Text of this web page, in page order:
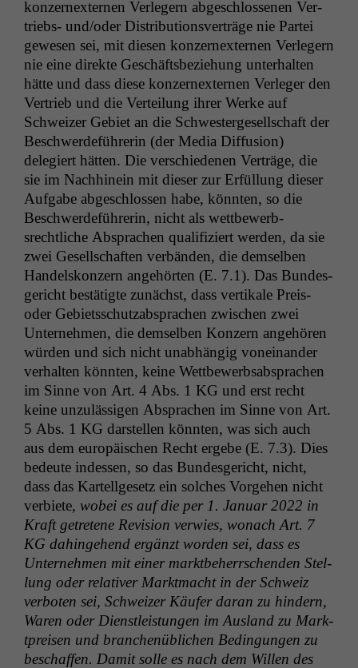
konz­ernex­ter­nen Ver­legern abgeschlosse­nen Ver­
triebs- und/oder Dis­tri­b­u­tionsverträge nie Partei
gewe­sen sei, mit diesen konz­ernex­ter­nen Ver­legern
nie eine direk­te Geschäfts­beziehung unter­hal­ten
hätte und dass diese konz­ernex­ter­nen Ver­leger den
Ver­trieb und die Verteilung ihrer Werke auf
Schweiz­er Gebi­et an die Schwest­erge­sellschaft der
Beschw­erde­führerin (der Media Dif­fu­sion)
delegiert hät­ten. Die ver­schiede­nen Verträge, die
sie im Nach­hinein mit dieser zur Erfül­lung dieser
Auf­gabe abgeschlossen habe, kön­nten, so die
Beschw­erde­führerin, nicht als wet­tbe­werb­
srechtliche Absprachen qual­i­fiziert wer­den, da sie
zwei Gesellschaften ver­bän­den, die dem­sel­ben
Han­del­skonz­ern ange­hörten (E. 7.1). Das Bun­des­
gericht bestätigte zunächst, dass ver­tikale Preis-
oder Gebi­etss­chutz­ab­sprachen zwis­chen zwei
Unternehmen, die dem­sel­ben Konz­ern ange­hören
wür­den und sich nicht unab­hängig voneinan­der
ver­hal­ten kön­nten, keine Wet­tbe­werb­sab­sprachen
im Sinne von Art. 4 Abs. 1 KG und erst recht
keine unzuläs­si­gen Absprachen im Sinne von Art.
5 Abs. 1 KG darstellen kön­nten, was sich auch
aus dem europäis­chen Recht ergebe (E. 7.3). Dies
bedeute indessen, so das Bun­des­gericht, nicht,
dass das Kartellge­setz ein solch­es Vorge­hen nicht
ver­bi­ete, wobei es auf die per 1. Jan­u­ar 2022 in
Kraft getretene Revi­sion ver­wies, wonach Art. 7
KG dahinge­hend ergänzt wor­den sei, dass es
Unternehmen mit ein­er mark­t­be­herrschen­den Stel­
lung oder rel­a­tiv­er Mark­t­macht in der Schweiz
ver­boten sei, Schweiz­er Käufer daran zu hin­dern,
Waren oder Dien­stleis­tun­gen im Aus­land zu Mark­
t­preisen und branchenüblichen Bedin­gun­gen zu
beschaf­fen. Damit solle es nach dem Willen des